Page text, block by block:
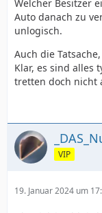
Welcher Besitzer
Auto danach zu
unlogisch.
Auch die
Klar, es sind alles
tretten doch nicht
VIP
19. Januar 2024 um